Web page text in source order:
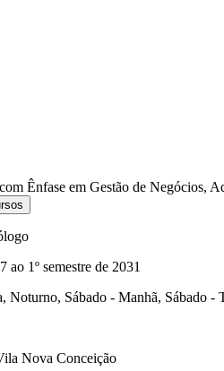
Ênfase em Gestão de Negócios,
ao 1º semestre de 2031
Noturno, Sábado - Manhã, Sábado -
Nova Conceição